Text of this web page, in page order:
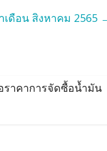
ดือน สิงหาคม 2565
ราคาการจัดซื้อน้ำมัน